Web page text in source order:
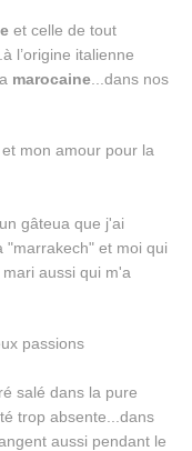
et celle de tout
l’origine italienne
marocaine...dans nos
gâteua que j'ai
"marrakech" et moi qui
aussi qui m'a
salé dans la pure
trop absente...dans
aussi pendant le